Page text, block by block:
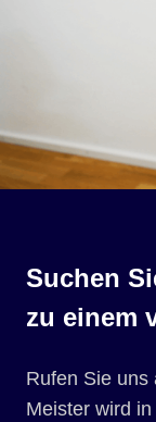
Suchen
zu einem
Rufen Sie uns
Meister wird